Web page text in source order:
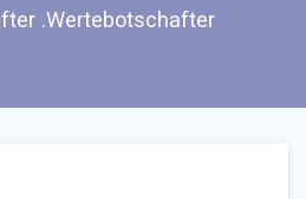
.Wertebotschafter